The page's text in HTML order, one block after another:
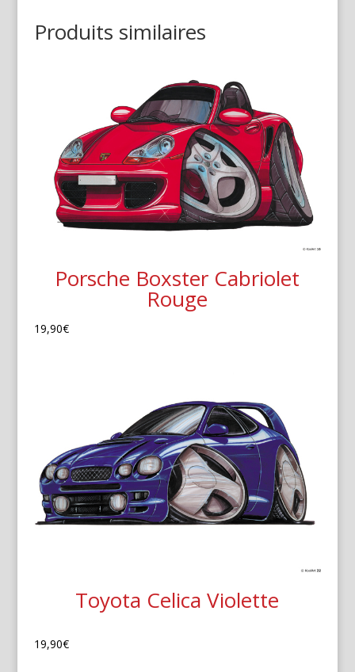
Produits similaires
Porsche Boxster Cabriolet
Rouge
19,90€
Toyota Celica Violette
19,90€